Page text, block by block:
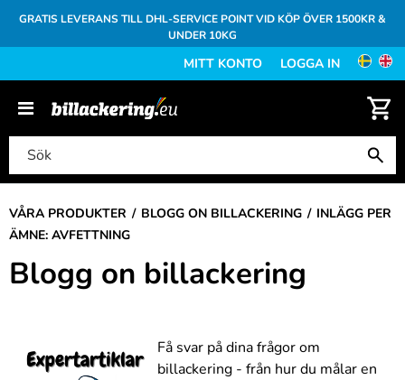
GRATIS LEVERANS TILL DHL-SERVICE POINT VID KÖP ÖVER 1500KR &
UNDER 10KG
MITT KONTO LOGGA IN
VÅRA PRODUKTER BLOGG ON BILLACKERING
INLÄGG PER
ÄMNE: AVFETTNING
Blogg on billackering
Få svar på dina frågor om
billackering - från hur du målar en